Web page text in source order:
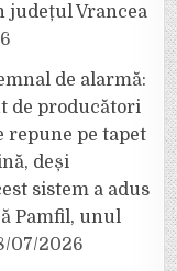
județul Vrancea
de alarmă:
de producători
repune pe tapet
deși
sistem a adus
Pamfil, unul
07/2026